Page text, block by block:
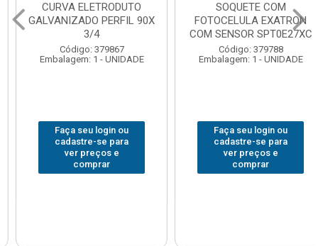
CURVA ELETRODUTO
GALVANIZADO PERFIL 90X
3/4
Código: 379867
Embalagem: 1 - UNIDADE
Faça seu login ou
cadastre-se para
ver preços e
comprar
SOQUETE COM
FOTOCELULA EXATRON
COM SENSOR SPT0E27XC
Código: 379788
Embalagem: 1 - UNIDADE
Faça seu login ou
cadastre-se para
ver preços e
comprar